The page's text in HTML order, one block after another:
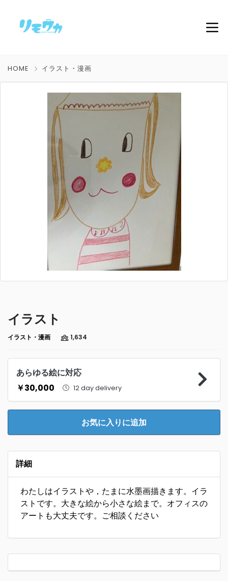
HOME イラスト・漫画
イラスト
イラスト・漫画 1,634
あらゆる絵に対応
￥30,000
12 day delivery
お気に入りに追加
詳細
わたしはイラストや，たまに水墨画描きます。イラ
ストです。大きな絵から小さな絵まで。オフィスの
アートも大丈夫です。ご相談ください